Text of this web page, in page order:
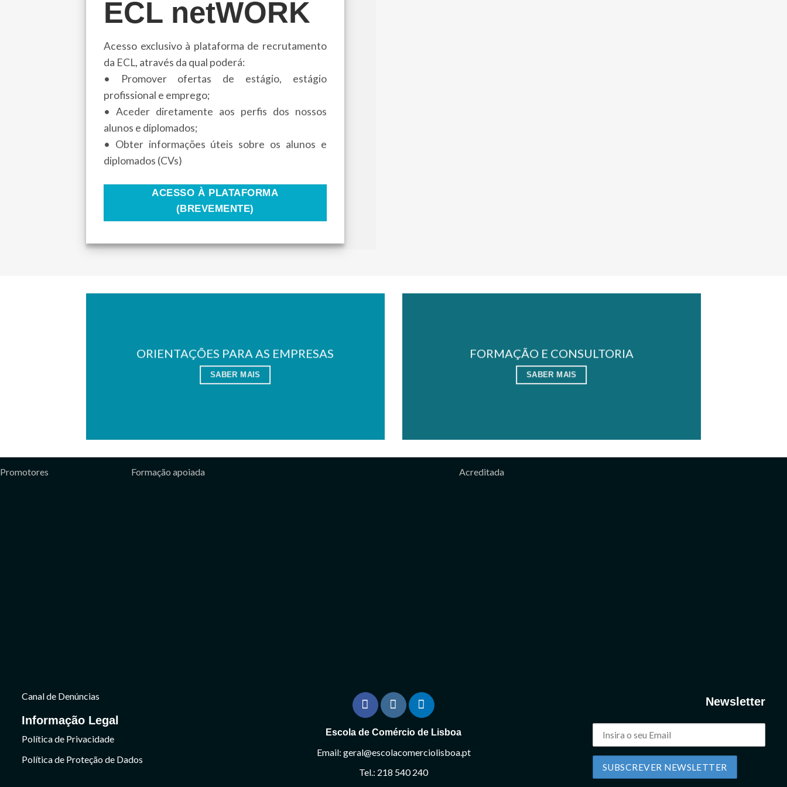
ECL netWORK
Acesso exclusivo à plataforma de recrutamento
da ECL, através da qual poderá:
• Promover ofertas de estágio, estágio
profissional e emprego;
• Aceder diretamente aos perfis dos nossos
alunos e diplomados;
• Obter informações úteis sobre os alunos e
diplomados (CVs)
ACESSO À PLATAFORMA
(BREVEMENTE)
ORIENTAÇÕES PARA AS EMPRESAS
SABER MAIS
FORMAÇÃO E CONSULTORIA
SABER MAIS
Promotores Formação apoiada Acreditada
Canal de Denúncias
Informação Legal
Política de Privacidade
Política de Proteção de Dados
Escola de Comércio de Lisboa
Email: geral@escolacomerciolisboa.pt
Tel.: 218 540 240
Newsletter